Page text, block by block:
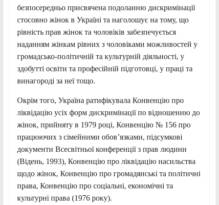
безпосередньо присвячена подоланню дискримінації
стосовно жінок в Україні та наголошує на тому, що
рівність прав жінок та чоловіків забезпечується
наданням жінкам рівних з чоловіками можливостей у
громадсько-політичній та культурній діяльності, у
здобутті освіти та професійній підготовці, у праці та
винагороді за неї тощо.
Окрім того, Україна ратифікувала Конвенцію про
ліквідацію усіх форм дискримінації по відношенню до
жінок, прийняту в 1979 році, Конвенцію № 156 про
працюючих з сімейними обов’язками, підсумкові
документи Всесвітньої конференції з прав людини
(Відень, 1993), Конвенцію про ліквідацію насильства
щодо жінок, Конвенцію про громадянські та політичні
права, Конвенцію про соціальні, економічні та
культурні права (1976 року).